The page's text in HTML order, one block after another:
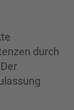
durch